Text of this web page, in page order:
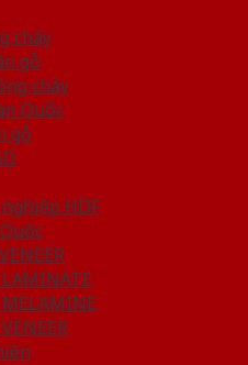
cháy
gỗ
cháy
Quốc
gỗ
HDF